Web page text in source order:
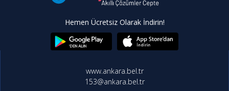
Hemen Ücretsiz Olarak İndirin!
www.ankara.bel.tr
153@ankara.bel.tr